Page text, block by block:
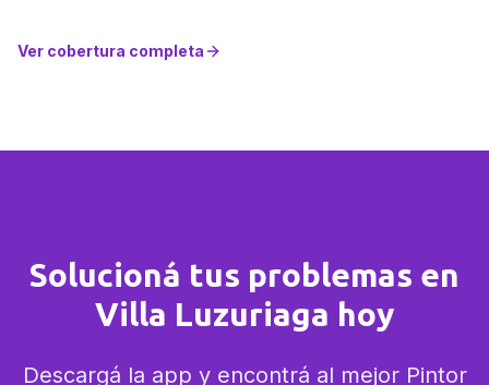
Ver cobertura completa
Solucioná tus problemas en
Villa Luzuriaga hoy
Descargá la app y encontrá al mejor Pintor